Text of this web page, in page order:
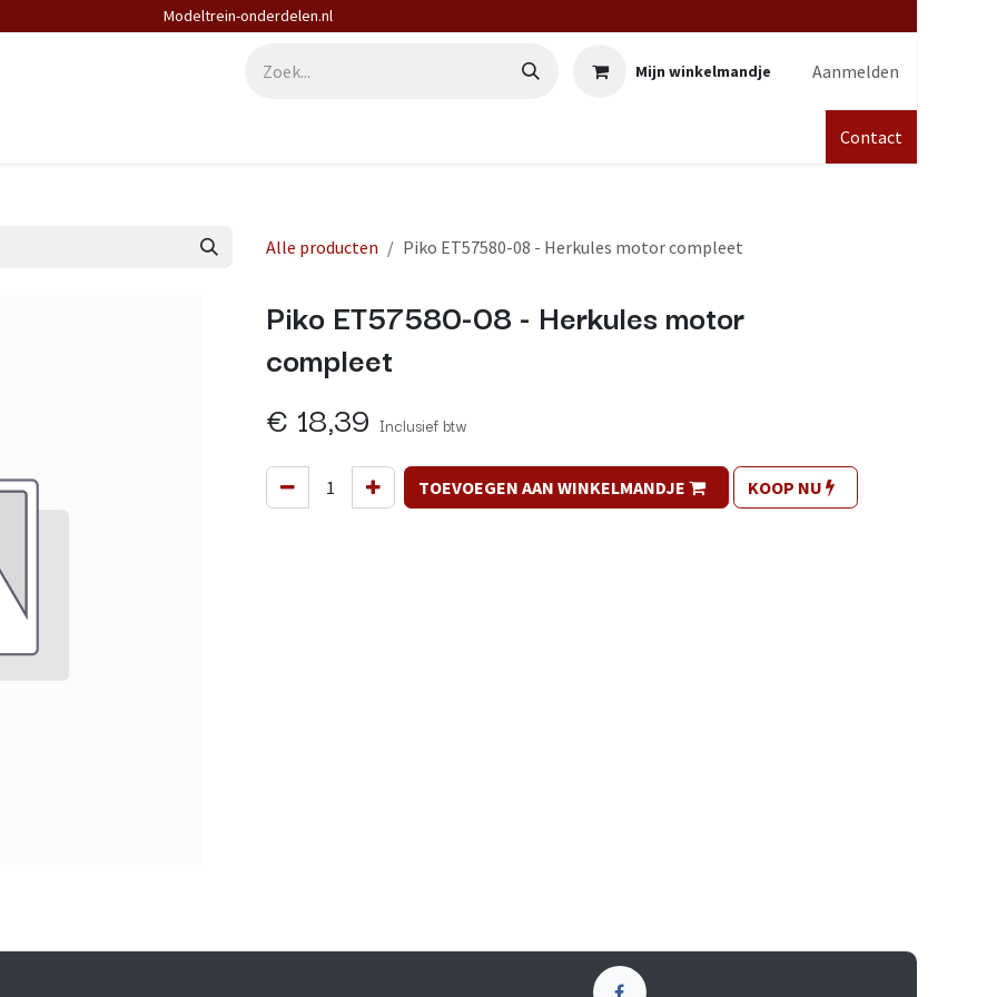
Modeltrein-onderdelen.nl
Mijn winkelmandje Aanmelden
Contact
Alle producten Piko ET57580-08 - Herkules motor compleet
Piko ET57580-08 - Herkules motor
compleet
€ 18,39 Inclusief btw
TOEVOEGEN AAN WINKELMANDJE KOOP NU